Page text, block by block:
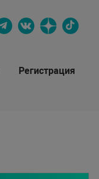
Регистрация